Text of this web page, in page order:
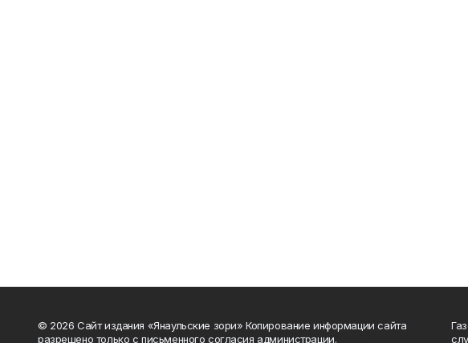
© 2026 Сайт издания «Янаульские зори» Копирование информации сайта
разрешено только с письменного согласия администрации.